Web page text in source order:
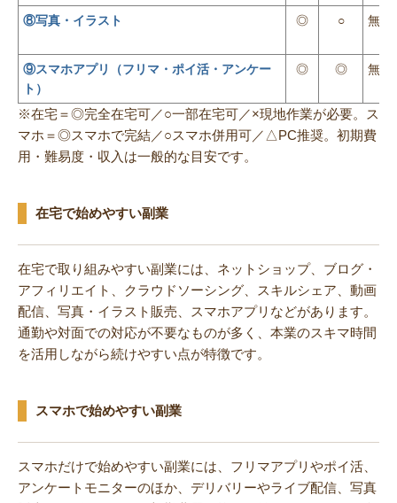
⑧写真・イラスト ◎ ○ 無料
⑨スマホアプリ（フリマ・ポイ活・アンケー
ト）
◎ ◎ 無料
※在宅＝◎完全在宅可／○一部在宅可／×現地作業が必要。ス
マホ＝◎スマホで完結／○スマホ併用可／△PC推奨。初期費
用・難易度・収入は一般的な目安です。
在宅で始めやすい副業
在宅で取り組みやすい副業には、ネットショップ、ブログ・
アフィリエイト、クラウドソーシング、スキルシェア、動画
配信、写真・イラスト販売、スマホアプリなどがあります。
通勤や対面での対応が不要なものが多く、本業のスキマ時間
を活用しながら続けやすい点が特徴です。
スマホで始めやすい副業
スマホだけで始めやすい副業には、フリマアプリやポイ活、
アンケートモニターのほか、デリバリーやライブ配信、写真